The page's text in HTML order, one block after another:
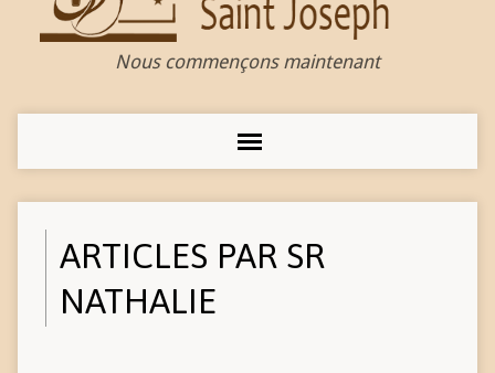
Nous commençons maintenant
ARTICLES PAR SR
NATHALIE